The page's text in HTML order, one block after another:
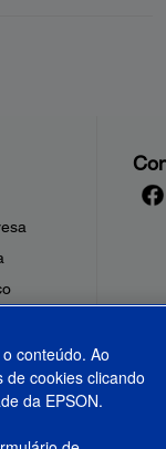
conteúdo. Ao
cookies clicando
da EPSON.